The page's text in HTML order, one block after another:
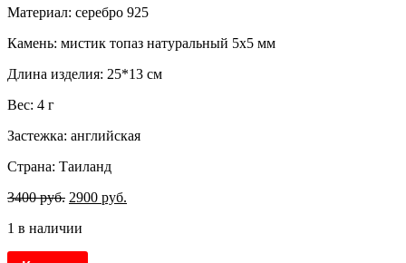
Материал: серебро 925
Камень: мистик топаз натуральный 5х5 мм
Длина изделия: 25*13 см
Вес: 4 г
Застежка: английская
Страна: Таиланд
3400руб. 2900 руб.
1 в наличии